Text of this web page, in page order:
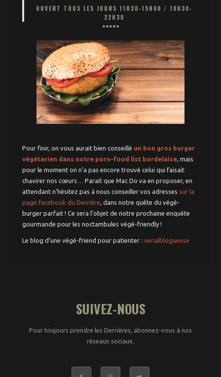
OUVERT TOUS LES JOURS 11H30-15H00 / 18H30-
22H30
*****
Pour finir, on vous aurait bien conseillé un bon gros burger
végétarien dans notre porn-food list bordelaise, mais
pour le moment on n’a pas encore trouvé celui qui faisait
chavirer nos cœurs… Parait que Mac Do va en proposer, en
attendant n’hésitez pas à nous conseiller vos adresses sur la
page facebook du Derrière, dans notre quête du végé-
burger parfait ! Ce sera l’objet de notre prochaine enquête
gourmande pour les noctambules végé-friendly !
Le blog d’une végé-friend pour patienter : serialblogueuse
SUIVEZ-NOUS
Pour toujours prendre les Derrières, abonnez-vous à nos
réseaux sociaux.